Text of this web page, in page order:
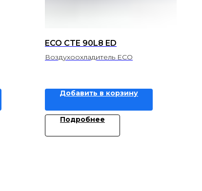
ECO CTE 90L8 ED
Воздухоохладитель ECO
Добавить в корзину
Подробнее